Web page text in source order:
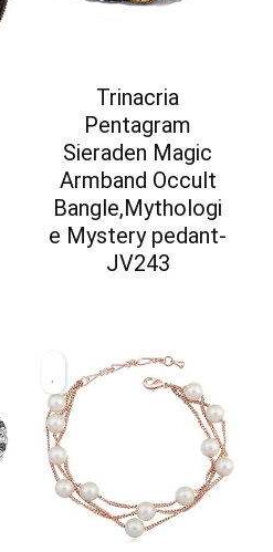
Trinacria
Pentagram
Sieraden Magic
Armband Occult
Bangle,Mythologi
e Mystery pedant-
JV243